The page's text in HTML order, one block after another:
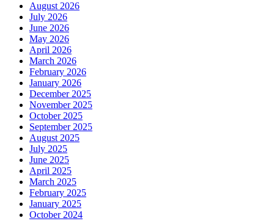
August 2026
July 2026
June 2026
May 2026
April 2026
March 2026
February 2026
January 2026
December 2025
November 2025
October 2025
September 2025
August 2025
July 2025
June 2025
April 2025
March 2025
February 2025
January 2025
October 2024